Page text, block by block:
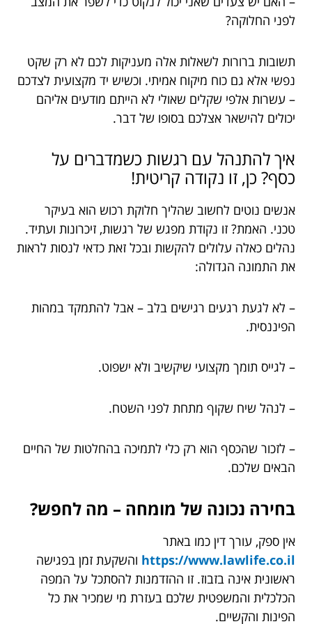
לפני החלוקה?
תשובות ברורות לשאלות אלה מעניקות לכם לא רק שקט
נפשי אלא גם כוח מיקוח אמיתי. וכשיש יד מקצועית לצדכם
– עשרות אלפי שקלים שאולי לא הייתם מודעים אליהם
יכולים להישאר אצלכם בסופו של דבר.
איך להתנהל עם רגשות כשמדברים על
כסף? כן, זו נקודה קריטית!
אנשים נוטים לחשוב שהליך חלוקת רכוש הוא בעיקר
טכני. האמת? זו נקודת מפגש של רגשות, זיכרונות ועתיד.
נהלים כאלה עלולים להקשות ובכל זאת כדאי לנסות לראות
את התמונה הגדולה:
– לא לגעת רגעים רגישים בלב – אבל להתמקד במהות
הפיננסית.
– לגייס תומך מקצועי שיקשיב ולא ישפוט.
– לנהל שיח שקוף מתחת לפני השטח.
– לזכור שהכסף הוא רק כלי לתמיכה בהחלטות של החיים
הבאים שלכם.
בחירה נכונה של מומחה – מה לחפש?
אין ספק, עורך דין כמו באתר
https://www.lawlife.co.il והשקעת זמן בפגישה
ראשונית אינה בזבוז. זו ההזדמנות להסתכל על המפה
הכלכלית והמשפטית שלכם בעזרת מי שמכיר את כל
הפינות והקשיים.